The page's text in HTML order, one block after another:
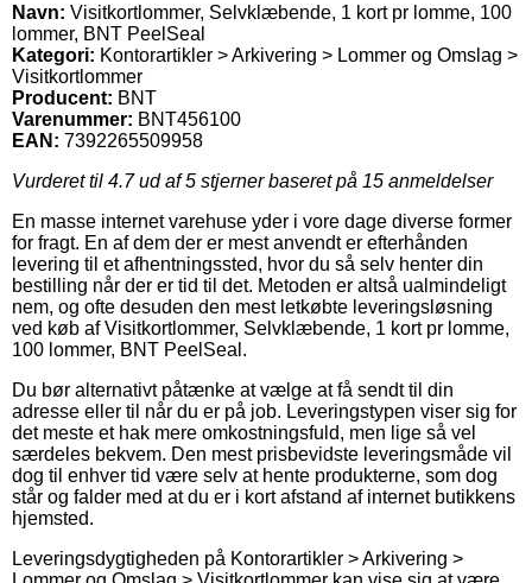
Navn: Visitkortlommer, Selvklæbende, 1 kort pr lomme, 100
lommer, BNT PeelSeal
Kategori: Kontorartikler > Arkivering > Lommer og Omslag >
Visitkortlommer
Producent: BNT
Varenummer: BNT456100
EAN: 7392265509958
Vurderet til 4.7ud af 5 stjerner baseret på 15 anmeldelser
En masse internet varehuse yder i vore dage diverse former
for fragt. En af dem der er mest anvendt er efterhånden
levering til et afhentningssted, hvor du så selv henter din
bestilling når der er tid til det. Metoden er altså ualmindeligt
nem, og ofte desuden den mest letkøbte leveringsløsning
ved køb af Visitkortlommer, Selvklæbende, 1 kort pr lomme,
100 lommer, BNT PeelSeal.
Du bør alternativt påtænke at vælge at få sendt til din
adresse eller til når du er på job. Leveringstypen viser sig for
det meste et hak mere omkostningsfuld, men lige så vel
særdeles bekvem. Den mest prisbevidste leveringsmåde vil
dog til enhver tid være selv at hente produkterne, som dog
står og falder med at du er i kort afstand af internet butikkens
hjemsted.
Leveringsdygtigheden på Kontorartikler > Arkivering >